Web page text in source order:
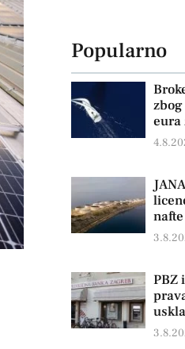
Popularno
eura
PBZ